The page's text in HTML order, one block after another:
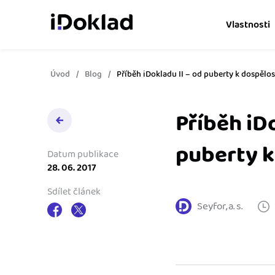
Vlastnosti
Online fakturace
Správa kontaktů
obchodními kontakty.
Vyměňte počítání za
o výdajích a příjmech.
přístup k vašim
Úvod Blog Příběh iDokladu II – od puberty k
Datum publikace
28. 06. 2017
Sdílet článek
Příběh
puberty
Seyfor, a. s.